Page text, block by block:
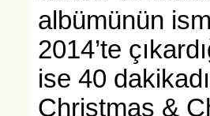
albümünün
2014’te
ise 40
Christmas &